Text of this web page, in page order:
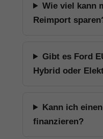
Wie viel kann
Reimport
Gibt es Ford
Hybrid oder
Kann ich
finanzieren?